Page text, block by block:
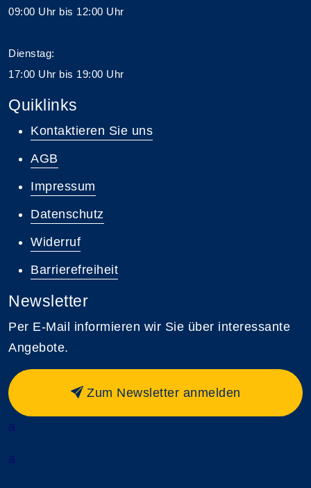
09:00 Uhr bis 12:00 Uhr
Dienstag:
17:00 Uhr bis 19:00 Uhr
Quiklinks
Kontaktieren Sie uns
AGB
Impressum
Datenschutz
Widerruf
Barrierefreiheit
Newsletter
Per E-Mail informieren wir Sie über interessante
Angebote.
Zum Newsletter anmelden
a
a